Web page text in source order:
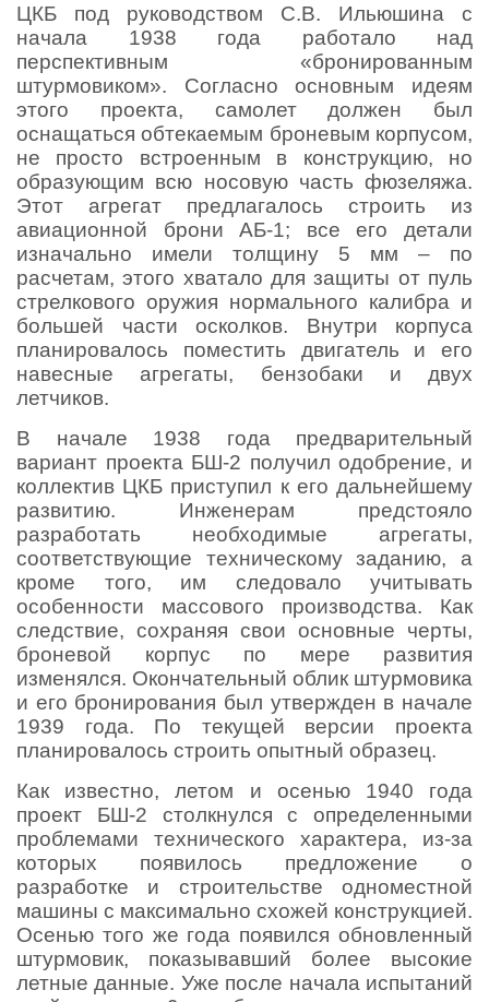
ЦКБ под руководством С.В. Ильюшина с
начала 1938 года работало над
перспективным «бронированным
штурмовиком». Согласно основным идеям
этого проекта, самолет должен был
оснащаться обтекаемым броневым корпусом,
не просто встроенным в конструкцию, но
образующим всю носовую часть фюзеляжа.
Этот агрегат предлагалось строить из
авиационной брони АБ-1; все его детали
изначально имели толщину 5 мм – по
расчетам, этого хватало для защиты от пуль
стрелкового оружия нормального калибра и
большей части осколков. Внутри корпуса
планировалось поместить двигатель и его
навесные агрегаты, бензобаки и двух
летчиков.
В начале 1938 года предварительный
вариант проекта БШ-2 получил одобрение, и
коллектив ЦКБ приступил к его дальнейшему
развитию. Инженерам предстояло
разработать необходимые агрегаты,
соответствующие техническому заданию, а
кроме того, им следовало учитывать
особенности массового производства. Как
следствие, сохраняя свои основные черты,
броневой корпус по мере развития
изменялся. Окончательный облик штурмовика
и его бронирования был утвержден в начале
1939 года. По текущей версии проекта
планировалось строить опытный образец.
Как известно, летом и осенью 1940 года
проект БШ-2 столкнулся с определенными
проблемами технического характера, из-за
которых появилось предложение о
разработке и строительстве одноместной
машины с максимально схожей конструкцией.
Осенью того же года появился обновленный
штурмовик, показывавший более высокие
летные данные. Уже после начала испытаний